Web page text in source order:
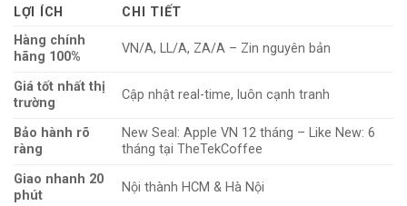
LỢI ÍCH
CHI TIẾT
Hàng chính
hãng 100%
VN/A, LL/A, ZA/A – Zin nguyên bản
Giá tốt nhất thị
trường
Cập nhật real-time, luôn cạnh tranh
Bảo hành rõ
ràng
New Seal: Apple VN 12 tháng – Like New: 6
tháng tại TheTekCoffee
Giao nhanh 20
phút
Nội thành HCM & Hà Nội